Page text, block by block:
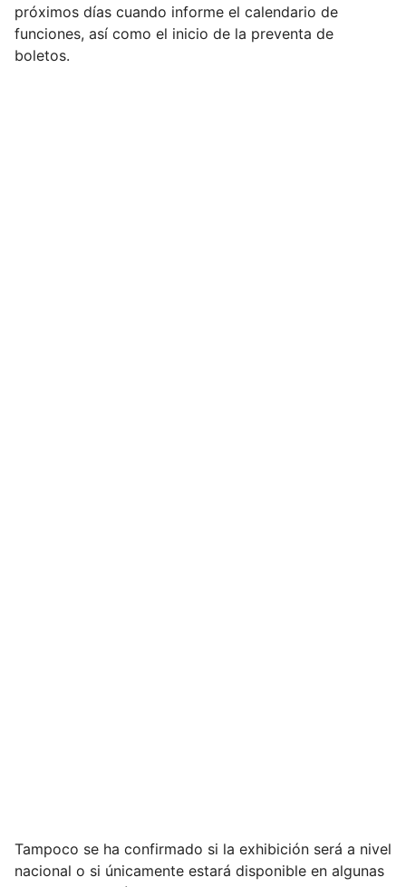
próximos días cuando informe el calendario de
funciones, así como el inicio de la preventa de
boletos.
Tampoco se ha confirmado si la exhibición será a nivel
nacional o si únicamente estará disponible en algunas